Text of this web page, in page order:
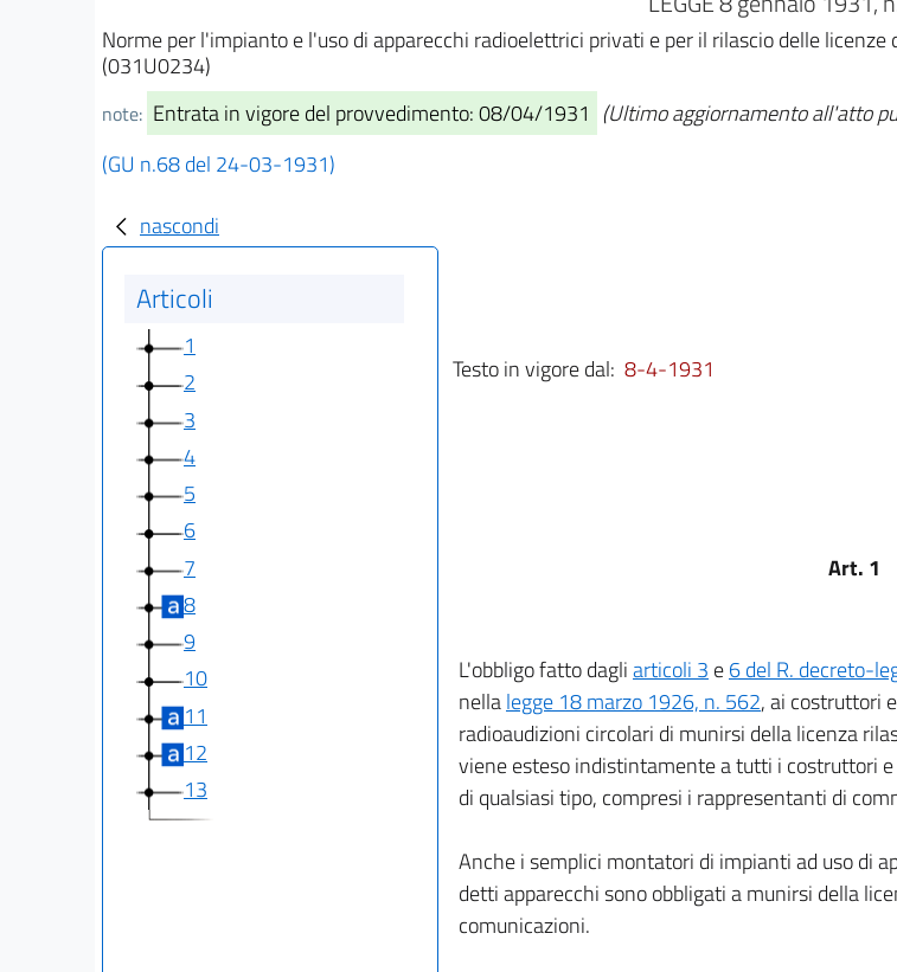
Norme per l'impianto e l'uso di apparecchi radioelettrici privati e per il rilascio delle
(031U0234)
note: Entrata in vigore del provvedimento: 08/04/1931 (Ultimo aggiornamento all'atto
(GU n.68 del 24-03-1931)
nascondi
Articoli
1
2
3
4
5
6
7
8
9
10
11
12
13
Testo in vigore dal: 8-4-1931
Art. 1
L'obbligo fatto dagliarticoli 3 e6 del R. decreto-
nellalegge 18 marzo 1926, n. 562, ai costruttori
radioaudizioni circolari di munirsi della licenza
viene esteso indistintamente a tutti i costruttori
di qualsiasi tipo, compresi i rappresentanti di
Anche i semplici montatori di impianti ad uso di
detti apparecchi sono obbligati a munirsi della
comunicazioni.